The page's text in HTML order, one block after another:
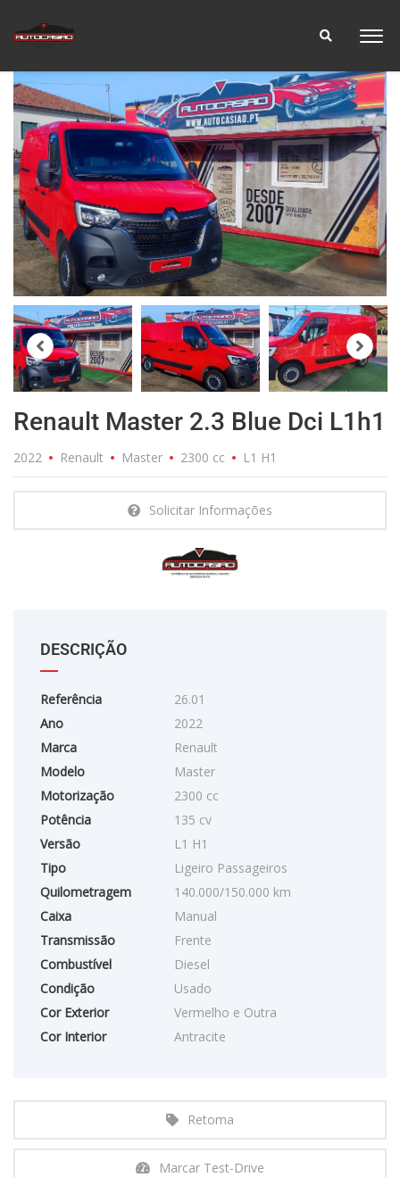
Renault Master 2.3 Blue Dci L1h1
2022 Renault Master 2300 cc L1 H1
Solicitar Informações
DESCRIÇÃO
Referência
26.01
Ano
2022
Marca
Renault
Modelo
Master
Motorização
2300 cc
Potência
135 cv
Versão
L1 H1
Tipo
Ligeiro Passageiros
Quilometragem
140.000/150.000 km
Caixa
Manual
Transmissão
Frente
Combustível
Diesel
Condição
Usado
Cor Exterior
Vermelho e Outra
Cor Interior
Antracite
Retoma
Marcar Test-Drive